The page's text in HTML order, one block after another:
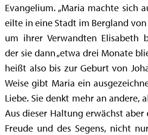
Evangelium. „Maria machte sich
eilte in eine Stadt im Bergland von
um ihrer Verwandten Elisabeth
der sie dann „etwa drei Monate
heißt also bis zur Geburt von
Weise gibt Maria ein
Liebe. Sie denkt mehr an andere,
Aus dieser Haltung erwächst
Freude und des Segens, nicht